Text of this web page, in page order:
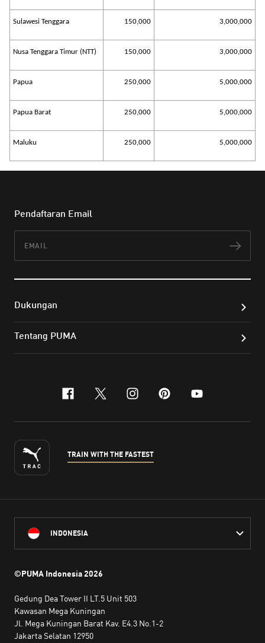
Sulawesi Tenggara 150,000 3,000,000
Nusa Tenggara Timur (NTT) 150,000 3,000,000
Papua 250,000 5,000,000
Papua Barat 250,000 5,000,000
Maluku 250,000 5,000,000
Pendaftaran Email
Dukungan
Tentang PUMA
facebook
x-twitter
instagram
pinterest
youtube
TRAIN WITH THE FASTEST
INDONESIA
©PUMA Indonesia2026
Gedung Dea Tower II LT.5 Unit 503
Kawasan Mega Kuningan
Jl. Mega Kuningan Barat Kav. E4.3 No.1-2
Jakarta Selatan 12950